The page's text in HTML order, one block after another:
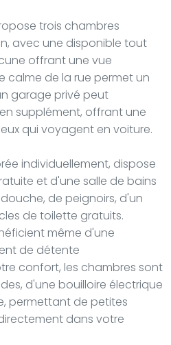
trois chambres
avec une disponible tout
offrant une vue
calme de la rue permet un
garage privé peut
supplément, offrant une
qui voyagent en voiture.
individuellement, dispose
et d'une salle de bains
de peignoirs, d'un
de toilette gratuits.
même d'une
de détente
confort, les chambres sont
d'une bouilloire électrique
permettant de petites
dans votre